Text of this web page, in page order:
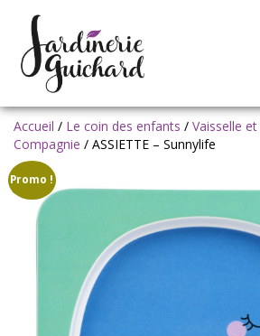
Accueil / Le coin des enfants / Vaisselle et
Compagnie / ASSIETTE – Sunnylife
Promo !